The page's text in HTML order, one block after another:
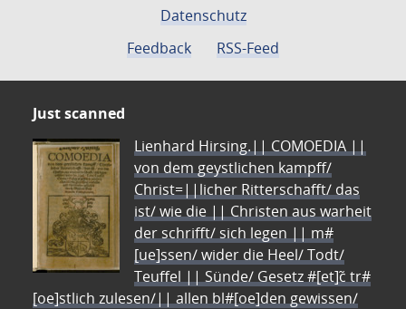
Datenschutz
Feedback
RSS-Feed
Just scanned
Lienhard Hirsing.|| COMOEDIA ||
von dem geystlichen kampff/
Christ=||licher Ritterschafft/ das
ist/ wie die || Christen aus warheit
der schrifft/ sich legen || m#
[ue]ssen/ wider die Heel/ Todt/
Teuffel || Sünde/ Gesetz #[et]c̃ tr#
[oe]stlich zulesen/|| allen bl#[oe]den gewissen/